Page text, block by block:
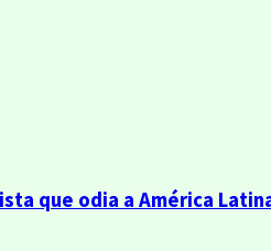
que odia a América